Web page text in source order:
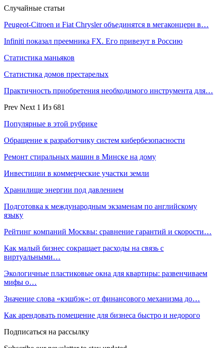
Случайные статьи
Peugeot-Citroen и Fiat Chrysler объединятся в мегаконцерн в…
Infiniti показал преемника FX. Его привезут в Россию
Статистика маньяков
Статистика домов престарелых
Практичность приобретения необходимого инструмента для…
Prev Next 1 Из 681
Популярные в этой рубрике
Обращение к разработчику систем кибербезопасности
Ремонт стиральных машин в Минске на дому
Инвестиции в коммерческие участки земли
Хранилище энергии под давлением
Подготовка к международным экзаменам по английскому
языку
Рейтинг компаний Москвы: сравнение гарантий и скорости…
Как малый бизнес сокращает расходы на связь с
виртуальными…
Экологичные пластиковые окна для квартиры: развенчиваем
мифы о…
Значение слова «кэшбэк»: от финансового механизма до…
Как арендовать помещение для бизнеса быстро и недорого
Подписаться на рассылку